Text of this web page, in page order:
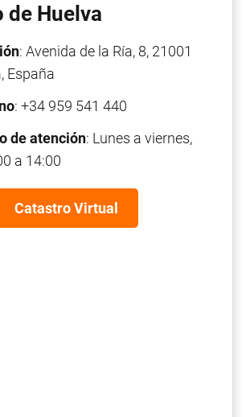
de Huelva
: Avenida de la Ría, 8, 21001
España
: +34 959 541 440
de atención: Lunes a viernes,
a 14:00
Catastro Virtual